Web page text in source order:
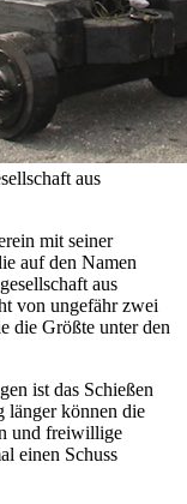
aus
mit seiner
auf den Namen
aus
von ungefähr zwei
die Größte unter den
ist das Schießen
länger können die
und freiwillige
einen Schuss